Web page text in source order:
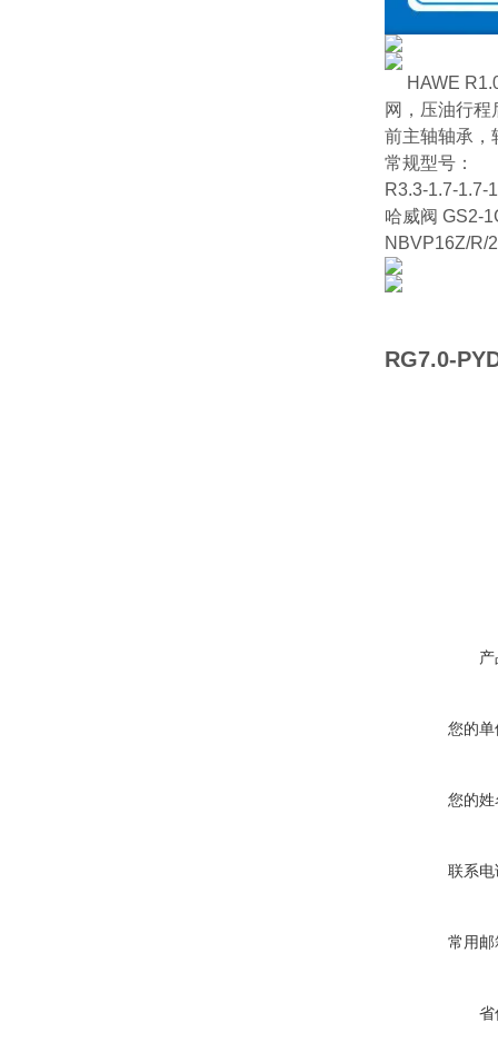
HAWE
网，压油行
前主轴轴承，
常规型号：
R3.3-1.7-1.7-
哈威阀 GS2-
NBVP16Z/R/
RG7.0-
您的
您的
联系
常用
省